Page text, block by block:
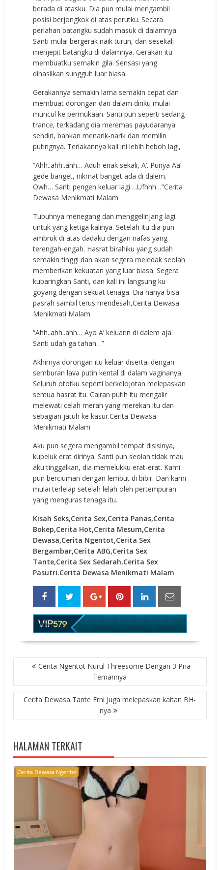
berada di atasku. Dia pun mulai mengambil
posisi berjongkok di atas perutku. Secara
perlahan batangku sudah masuk di dalamnya.
Santi mulai bergerak naik turun, dan sesekali
menjepit batangku di dalamnya. Gerakan itu
membuatku semakin gila. Sensasi yang
dihasilkan sungguh luar biasa.
Gerakannya semakin lama semakin cepat dan
membuat dorongan dari dalam diriku mulai
muncul ke permukaan. Santi pun seperti sedang
trance, terkadang dia meremas payudaranya
sendiri, bahkan menarik-narik dan memilin
putingnya. Teriakannya kali ini lebih heboh lagi,
“Ahh..ahh..ahh… Aduh enak sekali, A’. Punya Aa’
gede banget, nikmat banget ada di dalem.
Owh… Santi pengen keluar lagi….Ufhhh…”Cerita
Dewasa Menikmati Malam
Tubuhnya menegang dan menggelinjang lagi
untuk yang ketiga kalinya. Setelah itu dia pun
ambruk di atas dadaku dengan nafas yang
terengah-engah. Hasrat birahiku yang sudah
semakin tinggi dan akan segera meledak seolah
memberikan kekuatan yang luar biasa. Segera
kubaringkan Santi, dan kali ini langsung ku
goyang dengan sekuat tenaga. Dia hanya bisa
pasrah sambil terus mendesah,Cerita Dewasa
Menikmati Malam
“Ahh..ahh..ahh… Ayo A’ keluarin di dalem aja…
Santi udah ga tahan…”
Akhirnya dorongan itu keluar disertai dengan
semburan lava putih kental di dalam vaginanya.
Seluruh ototku seperti berkelojotan melepaskan
semua hasrat itu. Cairan putih itu mengalir
melewati celah merah yang merekah itu dan
sebagian jatuh ke kasur.Cerita Dewasa
Menikmati Malam
Aku pun segera mengambil tempat disisinya,
kupeluk erat dirinya. Santi pun seolah tidak mau
aku tinggalkan, dia memelukku erat-erat. Kami
pun berciuman dengan lembut di bibir. Dan kami
mulai terlelap setelah lelah oleh pertempuran
yang menguras tenaga itu.
Kisah Seks,Cerita Sex,Cerita Panas,Cerita
Bokep,Cerita Hot,Cerita Mesum,Cerita
Dewasa,Cerita Ngentot,Cerita Sex
Bergambar,Cerita ABG,Cerita Sex
Tante,Cerita Sex Sedarah,Cerita Sex
Pasutri.Cerita Dewasa Menikmati Malam
POST
NAVIGATIONCerita Ngentot Nurul Threesome Dengan 3 Pria
Temannya
Cerita Dewasa Tante Erni Juga melepaskan kaitan BH-
nya
HALAMAN TERKAIT
Cerita Dewasa Ngentot